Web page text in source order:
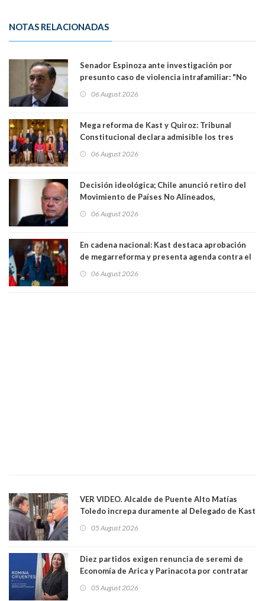
NOTAS RELACIONADAS
Senador Espinoza ante investigación por
presunto caso de violencia intrafamiliar: "No
antecedentes a Tribunal Supremo
06 August 2026
Mega reforma de Kast y Quiroz: Tribunal
Constitucional declara admisible los tres
06 August 2026
Decisión ideológica; Chile anunció retiro del
Movimiento de Países No Alineados,
1971. Excanciller Insulza lamentó decisión
06 August 2026
En cadena nacional: Kast destaca aprobación
de megarreforma y presenta agenda contra el
06 August 2026
VER VIDEO. Alcalde de Puente Alto Matías
Toledo increpa duramente al Delegado de Kast
delegado nuevamente arrancando"
05 August 2026
Diez partidos exigen renuncia de seremi de
Economía de Arica y Parinacota por contratar
una militante de RN, detenida con 47 kilos de
05 August 2026